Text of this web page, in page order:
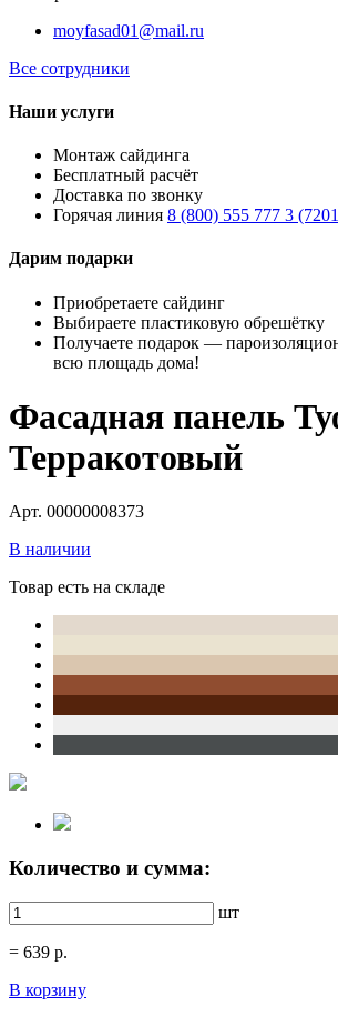
moyfasad01@mail.ru
Все сотрудники
Наши услуги
Монтаж сайдинга
Бесплатный расчёт
Доставка по звонку
Горячая линия 8 (800) 555 777 3
Дарим подарки
Приобретаете сайдинг
Выбираете пластиковую обрешётку
Получаете подарок —
всю площадь дома!
Фасадная панель
Терракотовый
Арт. 00000008373
В наличии
Товар есть на складе
Количество и сумма:
шт
= 639 р.
В корзину